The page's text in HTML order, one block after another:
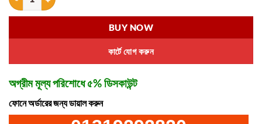
কার্টে যোগ করুন
BUY NOW
অগ্রীম মূল্য পরিশোধে ৫% ডিসকাউন্ট
ফোনে অর্ডারের জন্য ডায়াল করুন